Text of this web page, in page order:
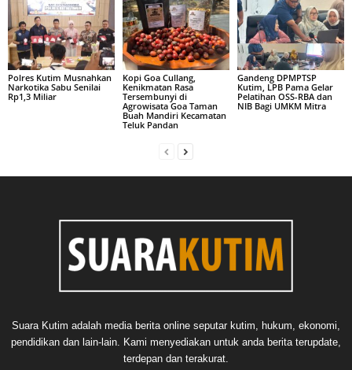
Polres Kutim Musnahkan
Narkotika Sabu Senilai
Rp1,3 Miliar
Kopi Goa Cullang,
Kenikmatan Rasa
Tersembunyi di
Agrowisata Goa Taman
Buah Mandiri Kecamatan
Teluk Pandan
Gandeng DPMPTSP
Kutim, LPB Pama Gelar
Pelatihan OSS-RBA dan
NIB Bagi UMKM Mitra
Suara Kutim adalah media berita online seputar kutim, hukum, ekonomi,
pendidikan dan lain-lain. Kami menyediakan untuk anda berita terupdate,
terdepan dan terakurat.